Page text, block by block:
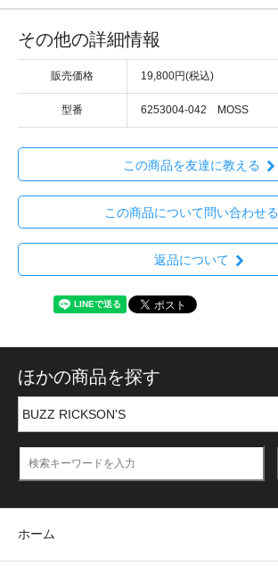
その他の詳細情報
販売価格 19,800円(税込)
型番 6253004-042 MOSS
この商品を友達に教える
この商品について問い合わせる
返品について
ほかの商品を探す
ホーム